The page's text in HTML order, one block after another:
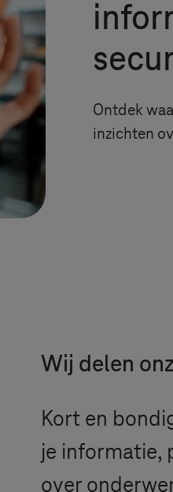
Ontdek
inzichten
Wij delen
Kort en
je informatie,
over